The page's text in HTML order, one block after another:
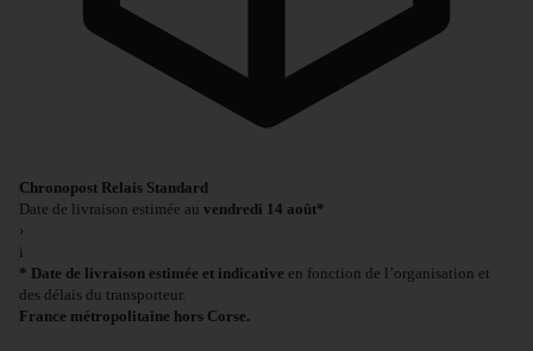
Chronopost Relais Standard
Date de livraison estimée au vendredi 14 août*
›
i
* Date de livraison estimée et indicative en fonction de l’organisation et
des délais du transporteur.
France métropolitaine hors Corse.